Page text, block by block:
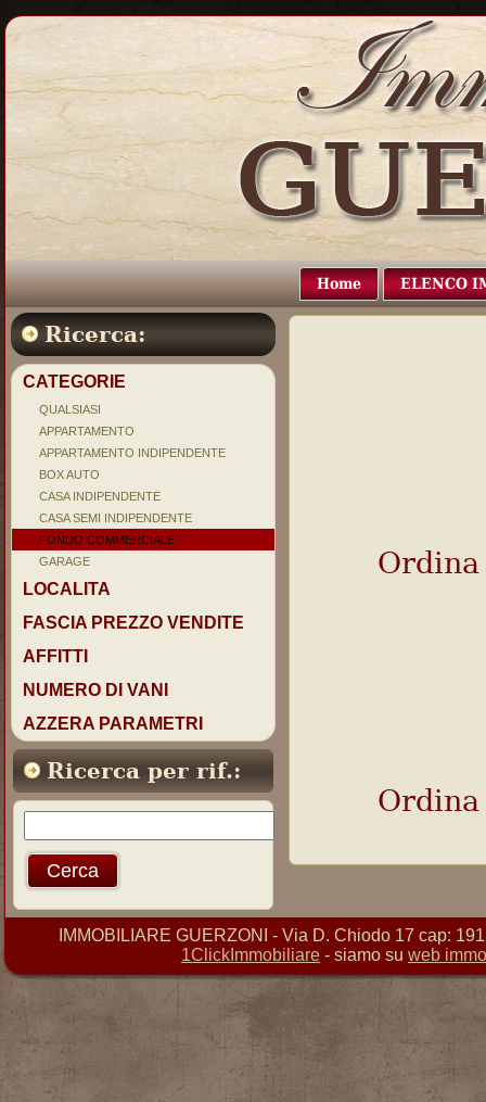
Home ELENCO
Ricerca:
CATEGORIE
QUALSIASI
APPARTAMENTO
APPARTAMENTO INDIPENDENTE
BOX AUTO
CASA INDIPENDENTE
CASA SEMI INDIPENDENTE
FONDO COMMERCIALE
GARAGE
LOCALITA
FASCIA PREZZO VENDITE
AFFITTI
NUMERO DI VANI
AZZERA PARAMETRI
Ricerca per rif.:
IMMOBILIARE GUERZONI - Via D. Chiodo 17 cap:
1ClickImmobiliare - siamo su web